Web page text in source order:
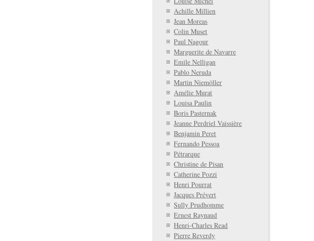
Achille Millien
Jean Moreas
Colin Muset
Paul Nagour
Marguerite de Navarre
Emile Nelligan
Pablo Neruda
Martin Niemöller
Amélie Murat
Louisa Paulin
Boris Pasternak
Jeanne Perdriel Vaissière
Benjamin Peret
Fernando Pessoa
Pétrarque
Christine de Pisan
Catherine Pozzi
Henri Pourrat
Jacques Prévert
Sully Prudhomme
Ernest Raynaud
Henri-Charles Read
Pierre Reverdy